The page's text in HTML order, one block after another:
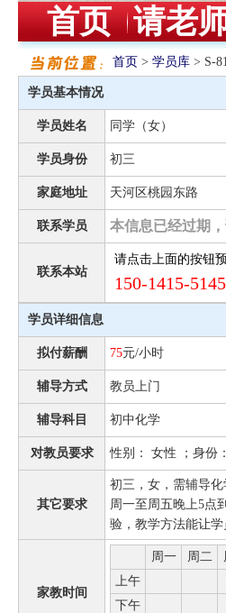
首页 请老
首页 > 学员库 > S-
学员基本情况
学员姓名 同学（女）
学员身份 初三
家庭地址 天河区桃园东路
联系学员 本信息已经过期
联系本站
请点击上面的按钮
150-1415-
学员详细信息
拟付薪酬 75元/小时
辅导方式 教员上门
辅导科目 初中化学
对教员要求 性别： 女性 ；身份
其它要求
初三，女，需辅导
周一至周五晚上5点
验，教学方法能让
家教时间
周一 周二
上午
下午